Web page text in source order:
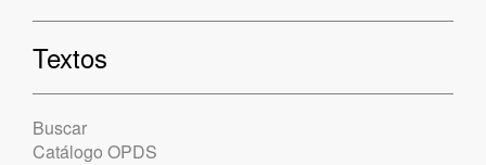
Textos
Buscar
Catálogo OPDS